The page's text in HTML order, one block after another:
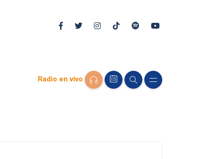
Radio en vivo